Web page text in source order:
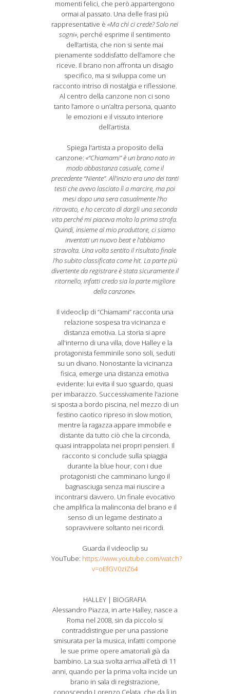
momenti felici, che però appartengono
ormai al passato. Una delle frasi più
rappresentative è«Ma chi ci crede? Solo nei
sogni», perché esprime il sentimento
dell’artista, che non si sente mai
pienamente soddisfatto dell’amore che
riceve. Il brano non affronta un disagio
specifico, ma si sviluppa come un
racconto intriso di nostalgia e riflessione.
Al centro della canzone non ci sono
tanto l’amore o un’altra persona, quanto
le emozioni e il vissuto interiore
dell’artista.
Spiega l'artista a proposito della
canzone: «“Chiamami” è un brano nato in
modo abbastanza casuale, come il
precedente “Niente”. All’inizio era uno dei tanti
testi che avevo lasciato lì a marcire, ma poi
mesi dopo una sera casualmente l’ho
ritrovato, e ho cercato di dargli una seconda
vita perché mi piaceva molto la prima strofa.
Quindi, insieme al mio produttore, ci siamo
inventati un nuovo beat e l’abbiamo
stravolta. Una volta sentito il risultato finale
l’ho subito classificata come hit. La parte più
divertente da registrare è stata sicuramente il
ritornello, infatti credo sia la parte migliore
della canzone».
Il videoclip di “Chiamami” racconta una
relazione sospesa tra vicinanza e
distanza emotiva. La storia si apre
all'interno di una villa, dove Halley e la
protagonista femminile sono soli, seduti
su un divano. Nonostante la vicinanza
fisica, emerge una distanza emotiva
evidente: lui evita il suo sguardo, quasi
per imbarazzo. Successivamente l'azione
si sposta a bordo piscina, nel mezzo di un
festino caotico ripreso in slow motion,
mentre la ragazza appare immobile e
distante da tutto ciò che la circonda,
quasi intrappolata nei propri pensieri. Il
racconto si conclude sulla spiaggia
durante la blue hour, con i due
protagonisti che camminano lungo il
bagnasciuga senza mai riuscire a
incontrarsi davvero. Un finale evocativo
che amplifica la malinconia del brano e il
senso di un legame destinato a
sopravvivere soltanto nei ricordi.
Guarda il videoclip su
YouTube: https://www.youtube.com/watch?
v=oEfGV0ziZ64
HALLEY | BIOGRAFIA
Alessandro Piazza, in arte Halley, nasce a
Roma nel 2008, sin da piccolo si
contraddistingue per una passione
smisurata per la musica, infatti compone
le sue prime opere amatoriali già da
bambino. La sua svolta arriva all’età di 11
anni, quando per la prima volta incide un
brano in sala di registrazione,
conoscendo Lorenzo Celata, che da lì in